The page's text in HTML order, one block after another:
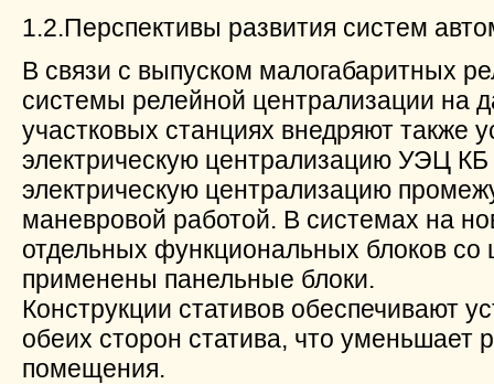
1.2.Перспективы развития систем
В связи с выпуском малогабаритных
системы релейной централизации на
участковых станциях внедряют также
электрическую централизацию УЭЦ
электрическую централизацию
маневровой работой. В системах на
отдельных функциональных блоков
применены панельные блоки.
Конструкции стативов обеспечивают
обеих сторон статива, что уменьшает
помещения.